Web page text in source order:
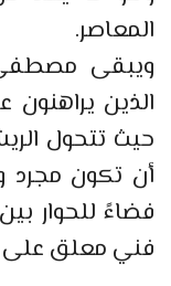
المعاصر.
ويبقى مصطفى
الذين يراهنون
حيث تتحول
أن تكون مجرد
فضاءً للحوار
فني معلق على